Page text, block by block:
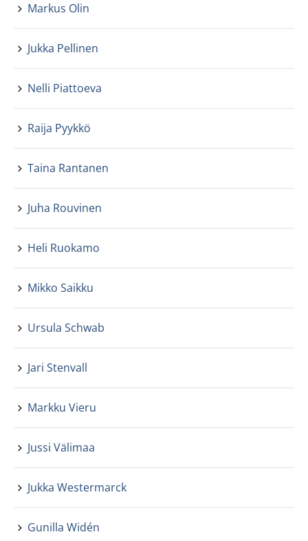
Markus Olin
Jukka Pellinen
Nelli Piattoeva
Raija Pyykkö
Taina Rantanen
Juha Rouvinen
Heli Ruokamo
Mikko Saikku
Ursula Schwab
Jari Stenvall
Markku Vieru
Jussi Välimaa
Jukka Westermarck
Gunilla Widén